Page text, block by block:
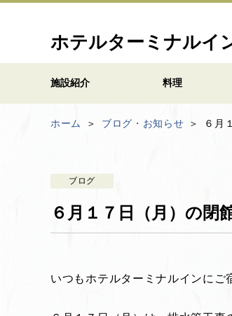
ホテルターミナルイ
施設紹介 料理
ホーム ブログ・お知らせ ６月
ブログ
６月１７日（月）の閉
いつもホテルターミナルインにご